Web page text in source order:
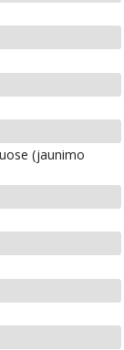
(jaunimo